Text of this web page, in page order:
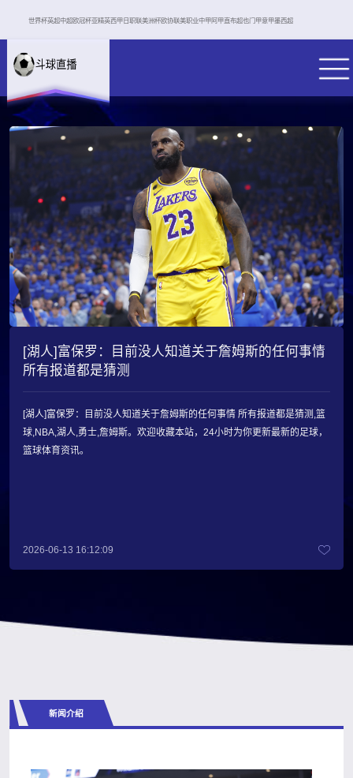
世界杯英超中超欧冠杯亚精英西甲日职联美洲杯欧协联美职业中甲阿甲直布超也门甲意甲墨西超
[湖人]富保罗：目前没人知道关于詹姆斯的任何事情
所有报道都是猜测
[湖人]富保罗：目前没人知道关于詹姆斯的任何事情 所有报道都是猜测,篮
球,NBA,湖人,勇士,詹姆斯。欢迎收藏本站，24小时为你更新最新的足球，
篮球体育资讯。
2026-06-13 16:12:09
新闻介绍